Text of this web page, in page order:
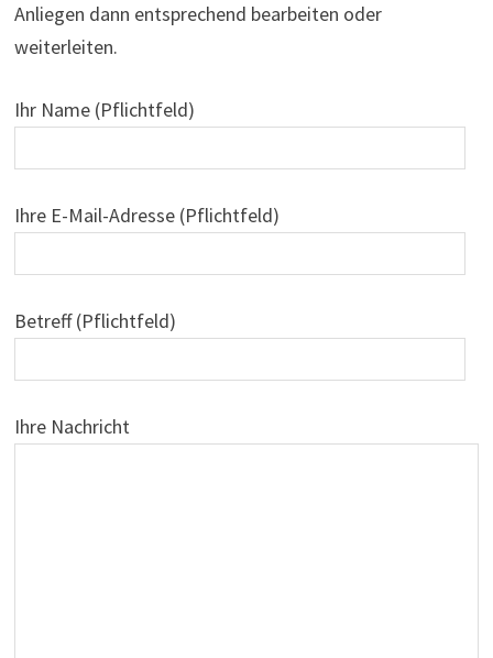
Anliegen dann entsprechend bearbeiten oder
weiterleiten.
Ihr Name (Pflichtfeld)
Ihre E-Mail-Adresse (Pflichtfeld)
Betreff (Pflichtfeld)
Ihre Nachricht